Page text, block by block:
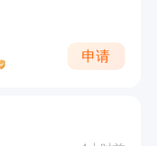
申请